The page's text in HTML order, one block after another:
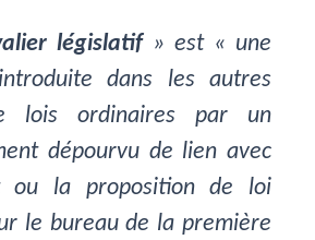
législatif» est « une
dans les autres
lois ordinaires par un
dépourvu de lien avec
ou la proposition de loi
le bureau de la première